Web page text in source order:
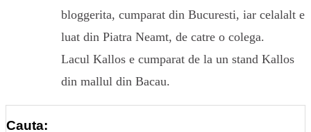
bloggerita, cumparat din Bucuresti, iar celalalt e
luat din Piatra Neamt, de catre o colega.
Lacul Kallos e cumparat de la un stand Kallos
din mallul din Bacau.
Cauta: